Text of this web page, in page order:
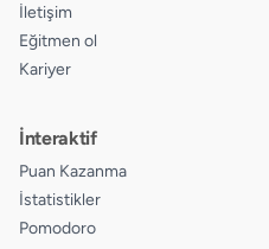
İletişim
Eğitmen ol
Kariyer
İnteraktif
Puan Kazanma
İstatistikler
Pomodoro